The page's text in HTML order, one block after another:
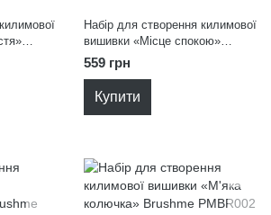
Набір для створення килимової
вишивки «Місце спокою»
Brushme PMBR004
559 грн
Купити